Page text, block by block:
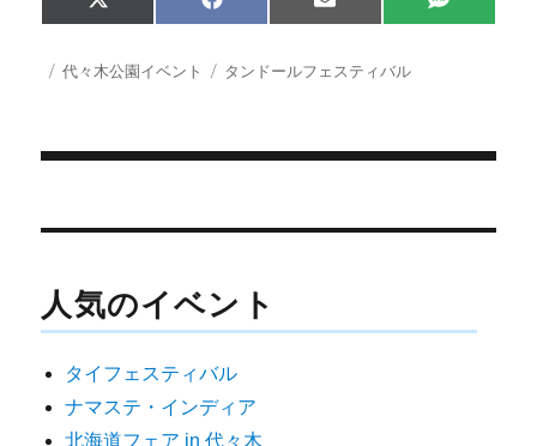
Share
on
X
(
w
i
r
Share
on
F
a
e
b
Share
on
E
m
i
l
Share
on
S
M
投 カ
代々木公園イベント
タ
タンドールフェスティバル
稿
ビ
ー
シ
人気のイベント
タイフェスティバル
ナマステ・インディア
北海道フェア in 代々木